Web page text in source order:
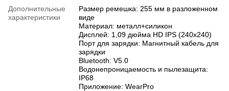
Дополнительные
характеристики
Размер ремешка: 255 мм в разложенном
виде
Материал: металл+силикон
Дисплей: 1,09 дюйма HD IPS (240х240)
Порт для зарядки: Магнитный кабель для
зарядки
Bluetooth: V5.0
Водонепроницаемость и пылезащита:
IP68
Приложение: WearPro